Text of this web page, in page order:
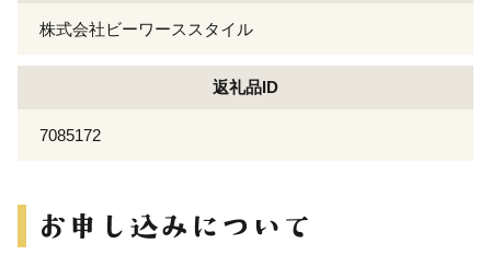
株式会社ビーワーススタイル
返礼品ID
7085172